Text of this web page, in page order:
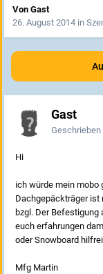
Von Gast
26. August 2014 in
Gast
Geschrieben
Hi
ich würde mein mobo
Dachgepäckträger ist
bzgl. Der
euch erfahrungen
oder Snowboard
Mfg Martin